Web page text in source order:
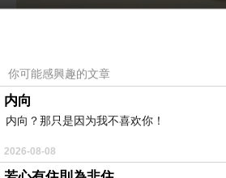
五月正式上班，四月整個月跟
你可能感興趣的文章
内向
内向？那只是因为我不喜欢你！
2026-08-08